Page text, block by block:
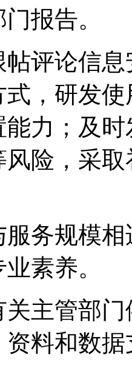
报告。
帖评论信
，研发
力；及
险，采
服务规模
素养。
关主管部
资料和数